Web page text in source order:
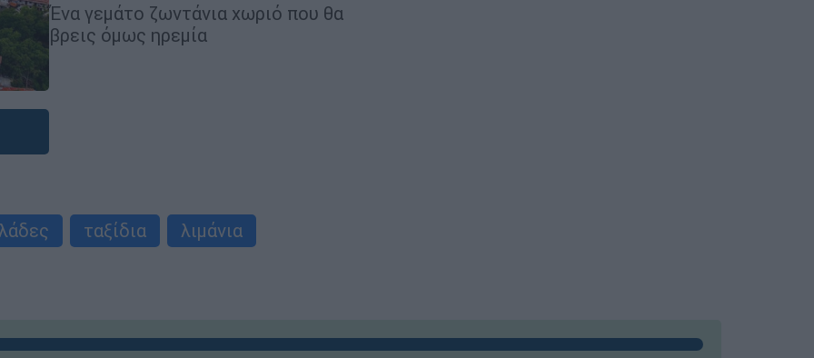
Ένα γεμάτο ζωντάνια χωριό που θα
βρεις όμως ηρεμία
ταξίδια
λιμάνια